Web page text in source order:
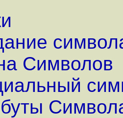
Символов